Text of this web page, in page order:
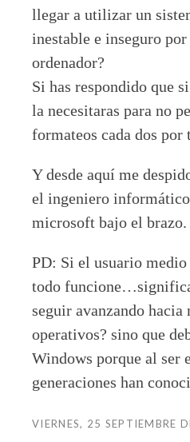
llegar a utilizar un
inestable e inseguro
ordenador?
Si has respondido que
la necesitaras para no
formateos cada dos por
Y desde aquí me
el ingeniero
microsoft bajo el brazo.
PD: Si el usuario
todo
seguir avanzando hacia
operativos? sino que
Windows porque al ser
generaciones han
VIERNES, 25 SEPTIEMBRE